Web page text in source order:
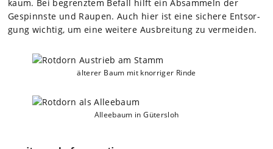
kaum. Bei begrenz­tem Befall hilft ein Absam­meln der
Gespinn­ste und Rau­pen. Auch hier ist eine sichere Ent­sor­
gung wich­tig, um eine wei­tere Aus­brei­tung zu ver­mei­den.
älte­rer Baum mit knor­ri­ger Rinde
Allee­baum in Güters­loh